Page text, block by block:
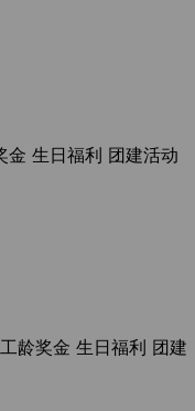
金 生日福利 团建活动
工龄奖金 生日福利 团建